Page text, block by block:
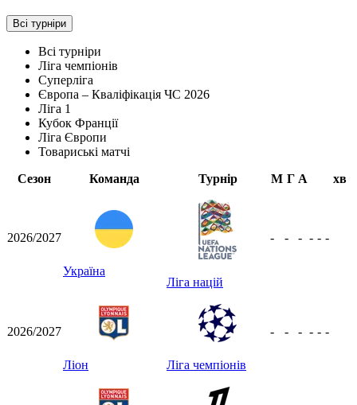
Всі турніри
Всі турніри
Ліга чемпіонів
Суперліга
Європа – Кваліфікація ЧС 2026
Ліга 1
Кубок Франції
Ліга Європи
Товариські матчі
Сезон
Команда Турнір М Г А хв
2026/2027
Україна
Ліга націй
- - - - - -
2026/2027
Ліон Ліга чемпіонів
- - - - - -